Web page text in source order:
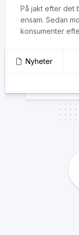
På jakt efter det
ensam. Sedan
konsumenter
Nyheter